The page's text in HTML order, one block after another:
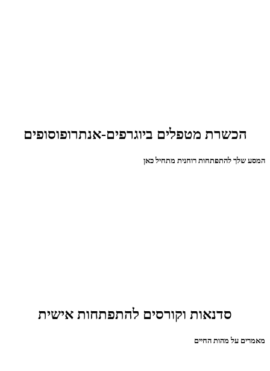
הכשרת מטפלים ביוגרפים-אנתרופוסופים
המסע שלך להתפתחות רוחנית מתחיל כאן
סדנאות וקורסים להתפתחות אישית
מאמרים על מהות החיים